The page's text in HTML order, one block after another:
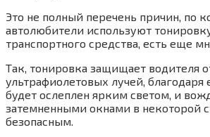
Это не полный перечень причин, по
автолюбители используют
транспортного средства, есть еще
Так, тонировка защищает водителя
ультрафиолетовых лучей, благодаря
будет ослеплен ярким светом, и
затемненными окнами в некоторой
безопасным.